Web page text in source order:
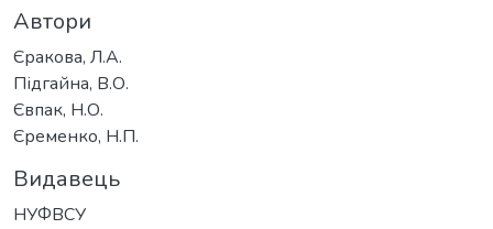
Автори
Єракова, Л.А.
Підгайна, В.О.
Євпак, Н.О.
Єременко, Н.П.
Видавець
НУФВСУ